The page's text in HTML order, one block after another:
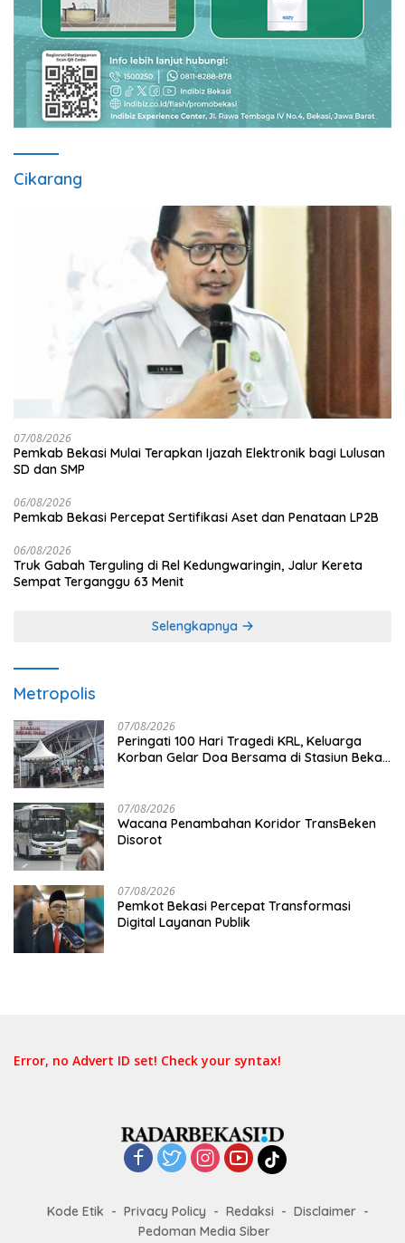
Cikarang
07/08/2026
Pemkab Bekasi Mulai Terapkan Ijazah Elektronik bagi Lulusan
SD dan SMP
06/08/2026
Pemkab Bekasi Percepat Sertifikasi Aset dan Penataan LP2B
06/08/2026
Truk Gabah Terguling di Rel Kedungwaringin, Jalur Kereta
Sempat Terganggu 63 Menit
Selengkapnya
Metropolis
07/08/2026
Peringati 100 Hari Tragedi KRL, Keluarga
Korban Gelar Doa Bersama di Stasiun Bekasi
07/08/2026
Wacana Penambahan Koridor TransBeken
Disorot
07/08/2026
Pemkot Bekasi Percepat Transformasi
Digital Layanan Publik
Error, no Advert ID set! Check your syntax!
Kode Etik Privacy Policy Redaksi
Disclaimer
Pedoman Media Siber